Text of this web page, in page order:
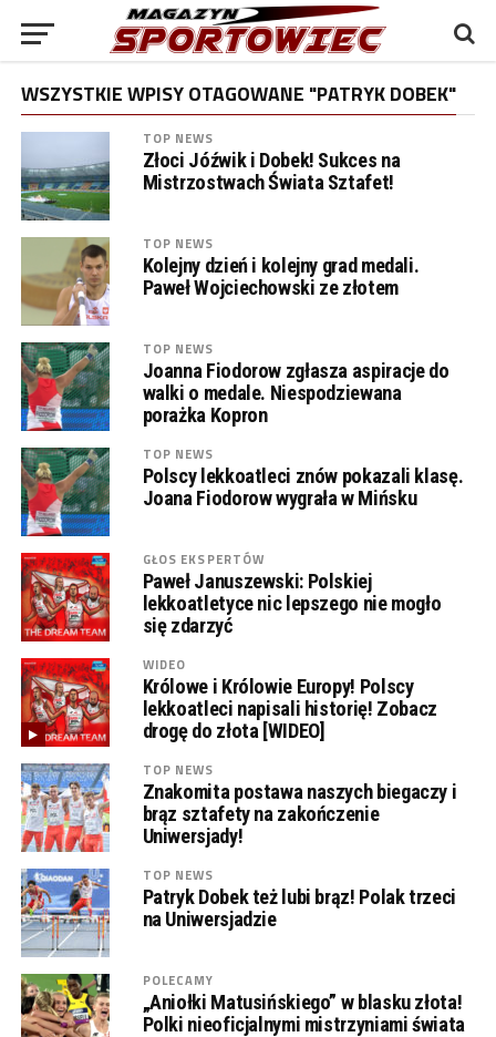
WSZYSTKIE WPISY OTAGOWANE "PATRYK DOBEK"
TOP NEWS
Złoci Jóźwik i Dobek! Sukces na
Mistrzostwach Świata Sztafet!
TOP NEWS
Kolejny dzień i kolejny grad medali.
Paweł Wojciechowski ze złotem
TOP NEWS
Joanna Fiodorow zgłasza aspiracje do
walki o medale. Niespodziewana
porażka Kopron
TOP NEWS
Polscy lekkoatleci znów pokazali klasę.
Joana Fiodorow wygrała w Mińsku
GŁOS EKSPERTÓW
Paweł Januszewski: Polskiej
lekkoatletyce nic lepszego nie mogło
się zdarzyć
WIDEO
Królowe i Królowie Europy! Polscy
lekkoatleci napisali historię! Zobacz
drogę do złota [WIDEO]
TOP NEWS
Znakomita postawa naszych biegaczy i
brąz sztafety na zakończenie
Uniwersjady!
TOP NEWS
Patryk Dobek też lubi brąz! Polak trzeci
na Uniwersjadzie
POLECAMY
„Aniołki Matusińskiego” w blasku złota!
Polki nieoficjalnymi mistrzyniami świata